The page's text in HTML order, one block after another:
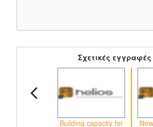
Σχετικές εγγραφές
Building capacity for